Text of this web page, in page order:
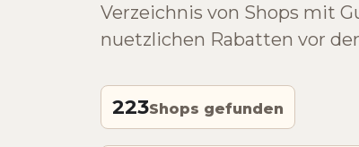
Verzeichnis von Shops mit
nuetzlichen Rabatten vor
223Shops gefunden